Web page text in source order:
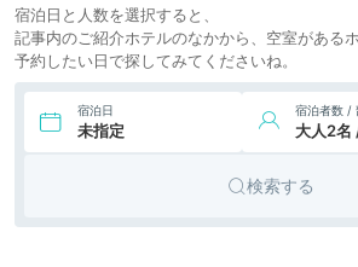
ズ仙台青葉通り
（BBHホテルグルー
プ）
9.ホテルビスタ仙台
icotto
コンフォートホテ
5,000円〜
レク
icotto
宿泊日と人数を選択すると、
記事内のご紹介ホテルのなかから、空室がある
予約したい日で探してみてくださいね。
宿泊日
未指定
宿泊者数 /
大人2名
検索する